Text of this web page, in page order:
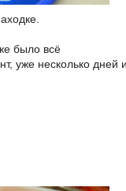
было всё
уже несколько дней